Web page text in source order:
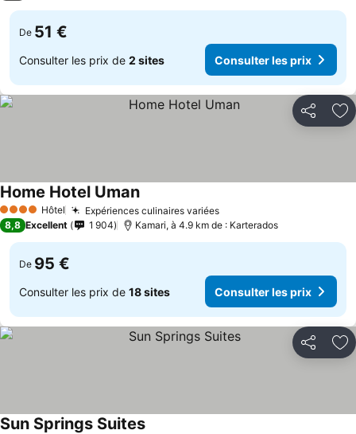
De 51 €
Consulter les prix de 2 sites Consulter les prix
Partager
4 Étoiles Hôtel Expériences culinaires variées
Home Hotel Uman
8,8 Excellent 1 904 Kamari, à 4.9 km de : Karterados
De 95 €
Consulter les prix de 18 sites Consulter les prix
Partager
Sun Springs Suites